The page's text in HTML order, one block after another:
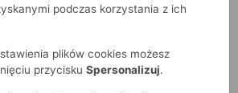
7-12 lat
dresowe z przeszyciami
podczas korzystania z ich
plików cookies możesz
przycisku Spersonalizuj.